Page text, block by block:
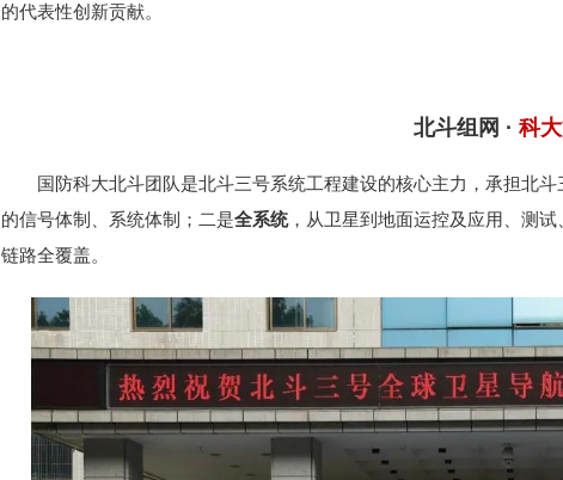
的代表性创新贡献。
北斗组网 · 科
国防科大北斗团队是北斗三号系统工程建设的核心主力，承担北
的信号体制、系统体制；二是全系统，从卫星到地面运控及应用、测
链路全覆盖。